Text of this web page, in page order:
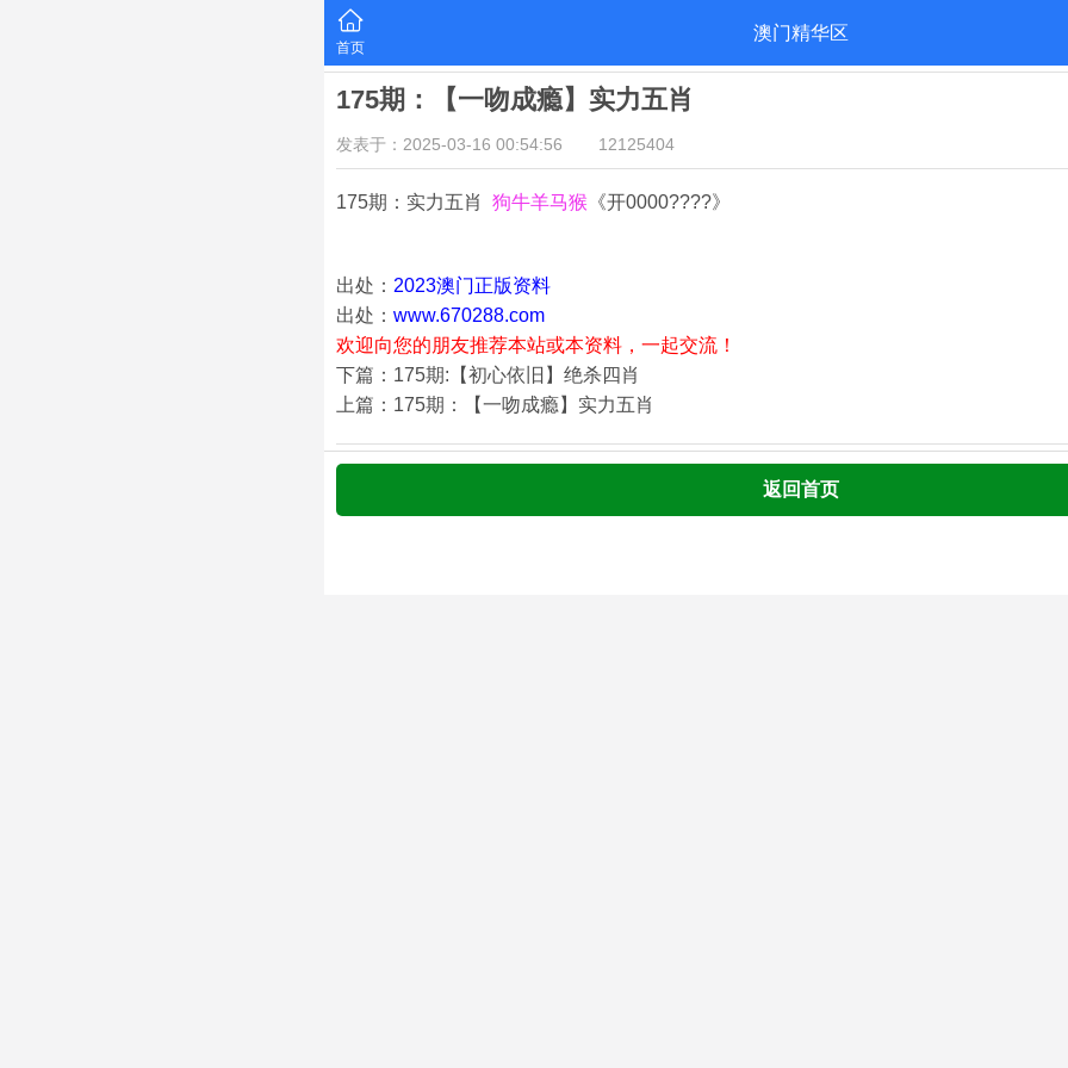
首页
澳门精华区
175期：【一吻成瘾】实力五肖
发表于：2025-03-16 00:54:56 12125404
175期：实力五肖 狗牛羊马猴 《开0000????》
出处： 2023澳门正版资料
出处： www.670288.com
欢迎向您的朋友推荐本站或本资料，一起交流！
下篇：175期:【初心依旧】绝杀四肖
上篇：175期：【一吻成瘾】实力五肖
返回首页